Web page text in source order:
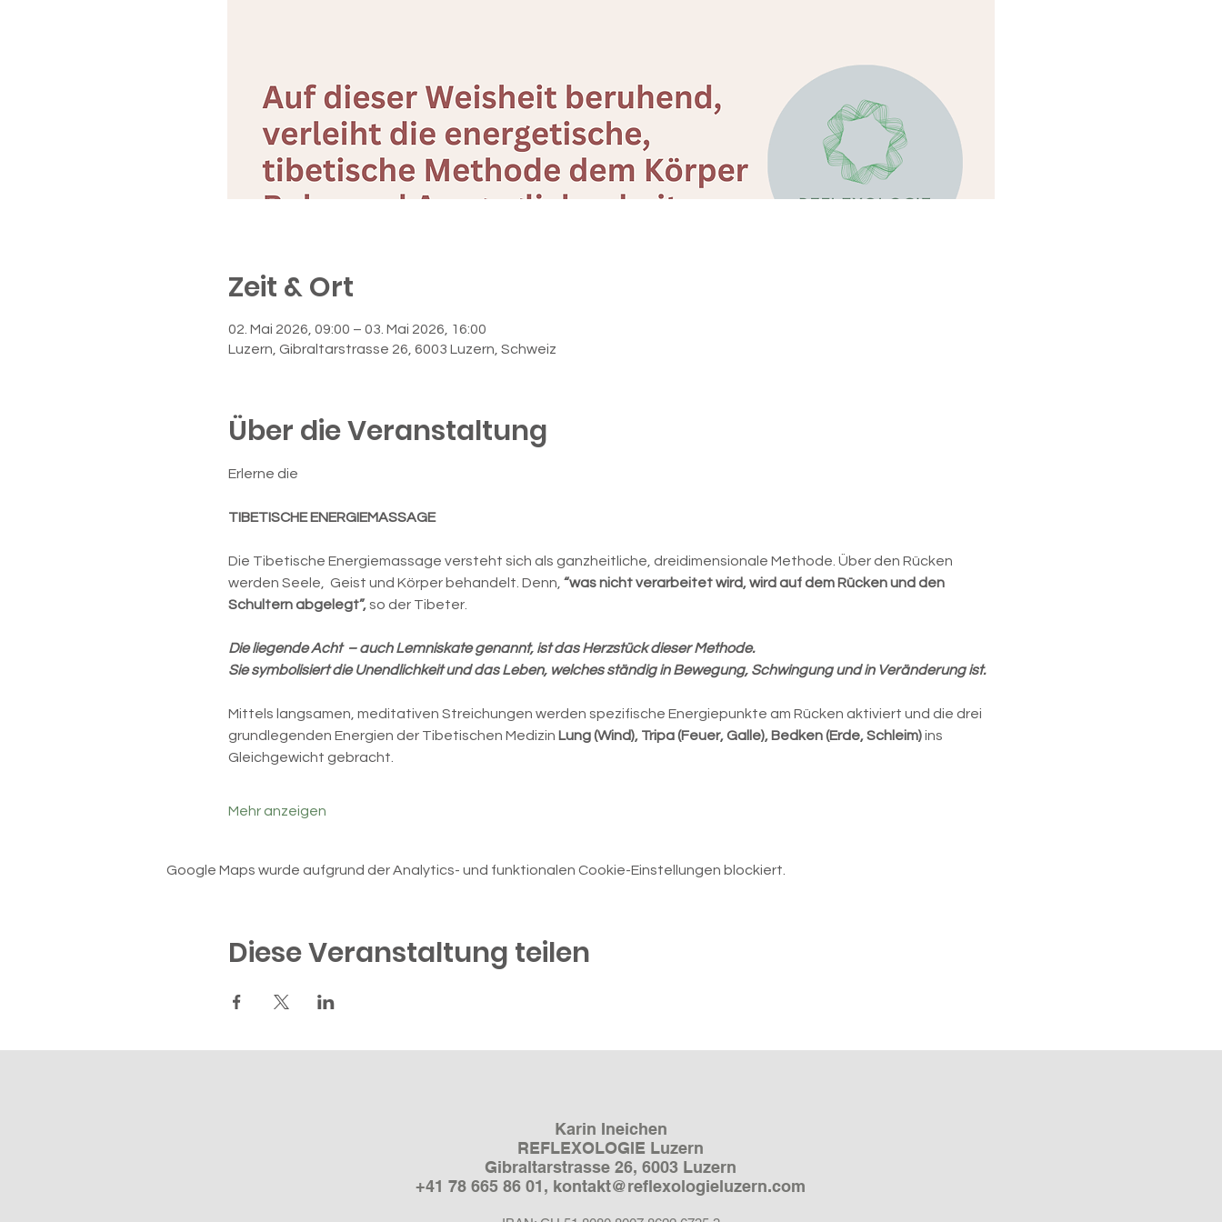
Zeit & Ort
02. Mai 2026, 09:00 – 03. Mai 2026, 16:00
Luzern, Gibraltarstrasse 26, 6003 Luzern, Schweiz
Über die Veranstaltung
Erlerne die
TIBETISCHE ENERGIEMASSAGE
Die Tibetische Energiemassage versteht sich als ganzheitliche, dreidimensionale Methode. Über den Rücken
werden Seele,  Geist und Körper behandelt. Denn, “was nicht verarbeitet wird, wird auf dem Rücken und den
Schultern abgelegt”, so der Tibeter.
Die liegende Acht  – auch Lemniskate genannt, ist das Herzstück dieser Methode.
Sie symbolisiert die Unendlichkeit und das Leben, welches ständig in Bewegung, Schwingung und in Veränderung ist.
Mittels langsamen, meditativen Streichungen werden spezifische Energiepunkte am Rücken aktiviert und die drei
grundlegenden Energien der Tibetischen Medizin Lung (Wind), Tripa (Feuer, Galle), Bedken (Erde, Schleim) ins
Gleichgewicht gebracht.
Mehr anzeigen
Google Maps wurde aufgrund der Analytics- und funktionalen Cookie-Einstellungen blockiert.
Diese Veranstaltung teilen
Karin Ineichen
REFLEXOLOGIE Luzern
Gibraltarstrasse 26, 6003 Luzern
+41 78 665 86 01​, kontakt@reflexologieluzern.com